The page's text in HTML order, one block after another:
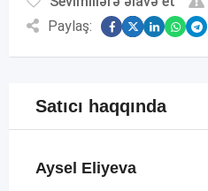
Paylaş:
Satıcı haqqında
Aysel Eliyeva